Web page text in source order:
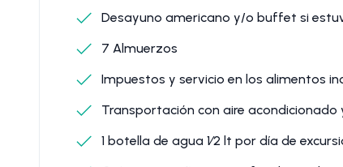
Desayuno americano y/o buffet si
7 Almuerzos
Impuestos y servicio en los alimentos
Transportación con aire
1 botella de agua 1⁄2 lt por día de